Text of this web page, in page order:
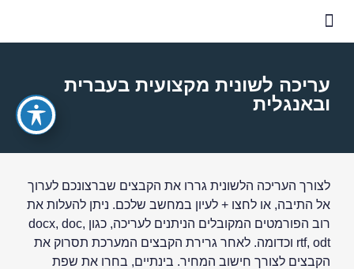
עריכה לשונית מקצועית בעברית
ובאנגלית
לצורך העריכה הלשונית גררו את הקבצים שברצונכם לערוך
אל התיבה, או לחצו + לעיון במחשב שלכם. ניתן להעלות את
רוב הפורמטים המקובלים הניתנים לעריכה, כגון docx, doc,
rtf, odt וכדומה. לאחר גרירת הקבצים המערכת תסרוק את
הקבצים לצורך חישוב המחיר. בינתיים, בחרו את שפת